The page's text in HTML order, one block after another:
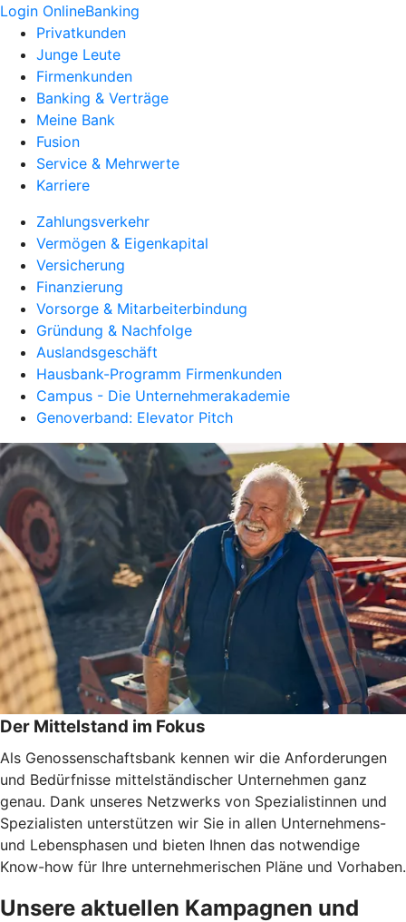
Login OnlineBanking
Privatkunden
Junge Leute
Firmenkunden
Banking & Verträge
Meine Bank
Fusion
Service & Mehrwerte
Karriere
Zahlungsverkehr
Vermögen & Eigenkapital
Versicherung
Finanzierung
Vorsorge & Mitarbeiterbindung
Gründung & Nachfolge
Auslandsgeschäft
Hausbank-Programm Firmenkunden
Campus - Die Unternehmerakademie
Genoverband: Elevator Pitch
Der Mittelstand im Fokus
Als Genossenschaftsbank kennen wir die Anforderungen
und Bedürfnisse mittelständischer Unternehmen ganz
genau. Dank unseres Netzwerks von Spezialistinnen und
Spezialisten unterstützen wir Sie in allen Unternehmens-
und Lebensphasen und bieten Ihnen das notwendige
Know-how für Ihre unternehmerischen Pläne und Vorhaben.
Unsere aktuellen Kampagnen und